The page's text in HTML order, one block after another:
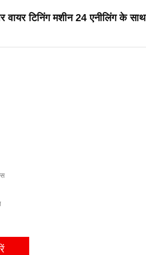
वायर टिनिंग मशीन 24 एनीलिंग के साथ